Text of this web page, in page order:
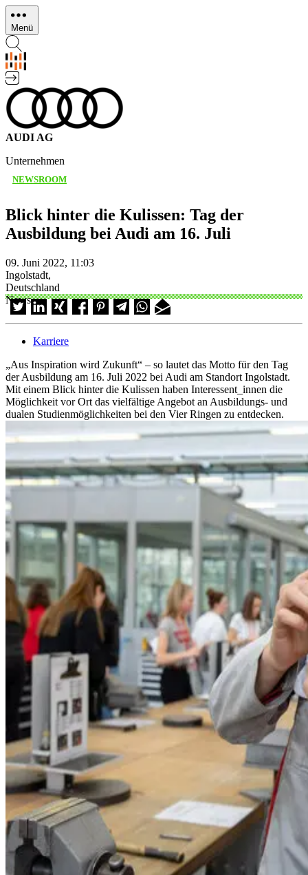
Direkt
zum
Inhalt
Menü
AUDI AG
Unternehmen
NEWSROOM
Blick hinter die Kulissen: Tag der
Ausbildung bei Audi am 16. Juli
09. Juni 2022, 11:03
Ingolstadt,
Deutschland
News
Karriere
„Aus Inspiration wird Zukunft“ – so lautet das Motto für den Tag
der Ausbildung am 16. Juli 2022 bei Audi am Standort Ingolstadt.
Mit einem Blick hinter die Kulissen haben Interessent_innen die
Möglichkeit vor Ort das vielfältige Angebot an Ausbildungs- und
dualen Studienmöglichkeiten bei den Vier Ringen zu entdecken.